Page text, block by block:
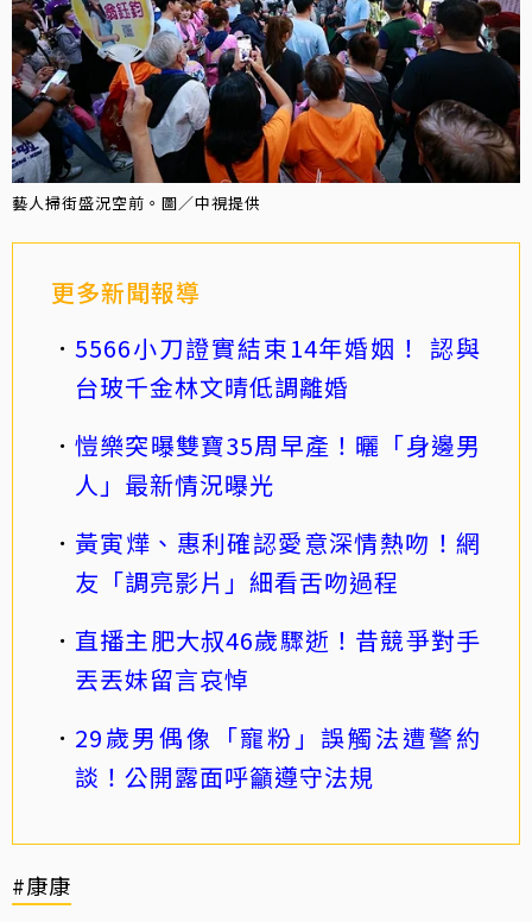
藝人掃街盛況空前。圖／中視提供
更多新聞報導
5566小刀證實結束14年婚姻！ 認與
台玻千金林文晴低調離婚
愷樂突曝雙寶35周早產！曬「身邊男
人」最新情況曝光
黃寅燁、惠利確認愛意深情熱吻！網
友「調亮影片」細看舌吻過程
直播主肥大叔46歲驟逝！昔競爭對手
丟丟妹留言哀悼
29歲男偶像「寵粉」誤觸法遭警約
談！公開露面呼籲遵守法規
#康康